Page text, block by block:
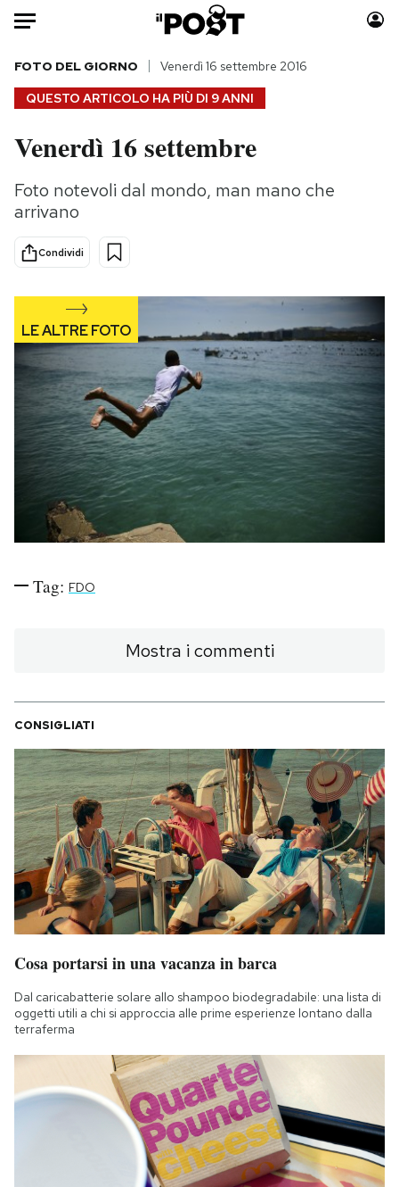
Auto
HOME
Italia
Politica
Internet
Cultura
Economia
Moda
Consumismi
Europa
Altrecose
Mondiali calcio 2026
PODCAST
NEWSLETTER
AREA PERSONALE
Area Personale
Newsletter
Notifiche mobile
Regala il Post
Hai bisogno di aiuto?
Esci
QUESTO ARTICOLO HA PIÙ DI 9 ANNI
FOTO DEL GIORNO Venerdì 16 settembre 2016
Venerdì 16 settembre
Foto notevoli dal mondo, man mano che
arrivano
Condividi
Tag: FDO
Mostra i commenti
CONSIGLIATI
Cosa portarsi in una vacanza in barca
Dal caricabatterie solare allo shampoo biodegradabile: una lista di
oggetti utili a chi si approccia alle prime esperienze lontano dalla
terraferma